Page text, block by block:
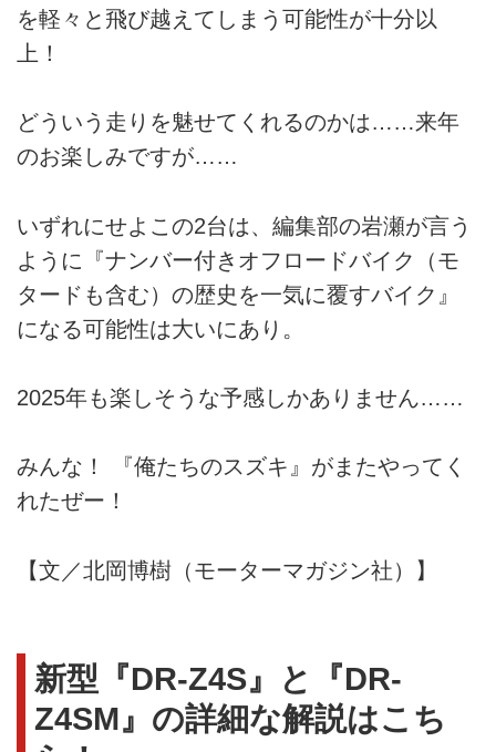
を軽々と飛び越えてしまう可能性が十分以
上！
どういう走りを魅せてくれるのかは……来年
のお楽しみですが……
いずれにせよこの2台は、編集部の岩瀬が言う
ように『ナンバー付きオフロードバイク（モ
タードも含む）の歴史を一気に覆すバイク』
になる可能性は大いにあり。
2025年も楽しそうな予感しかありません……
みんな！ 『俺たちのスズキ』がまたやってく
れたぜー！
【文／北岡博樹（モーターマガジン社）】
新型『DR-Z4S』と『DR-
Z4SM』の詳細な解説はこち